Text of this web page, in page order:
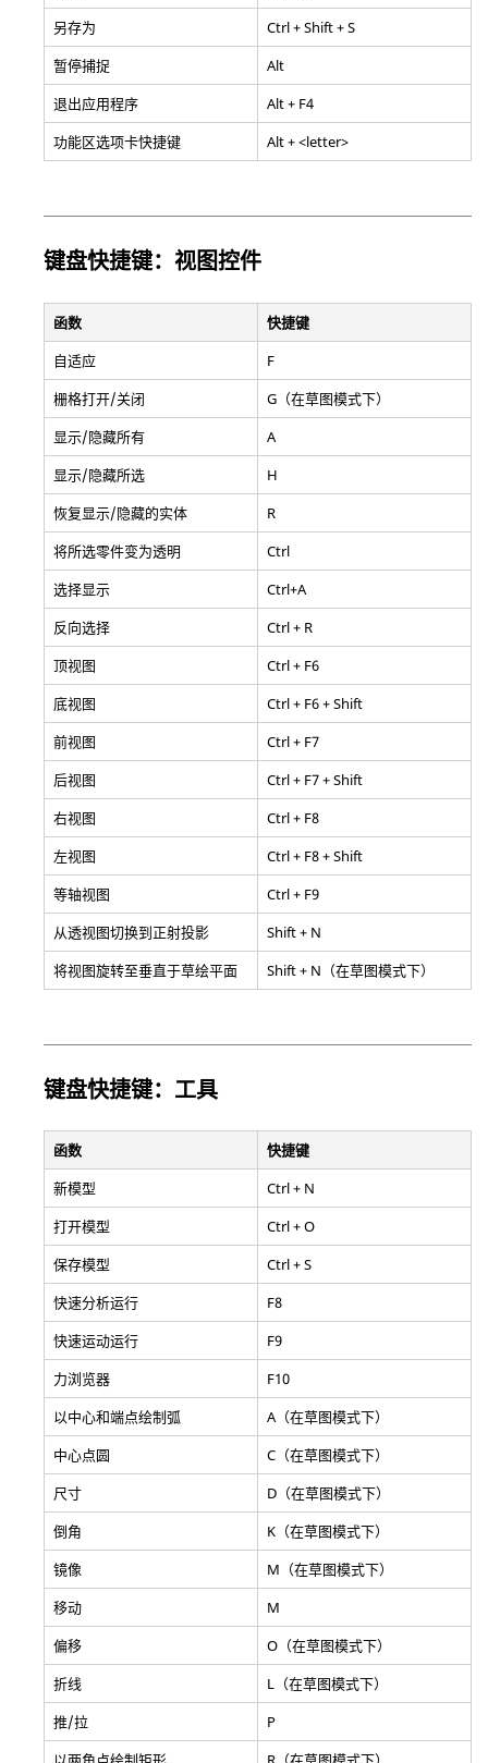
另存为
Ctrl + Shift + S
暂停捕捉
Alt
退出应用程序
Alt + F4
功能区选项卡快捷键
Alt + <letter>
键盘快捷键：视图控件
函数
快捷键
自适应
F
栅格打开/关闭
G（在草图模式下）
显示/隐藏所有
A
显示/隐藏所选
H
恢复显示/隐藏的实体
R
将所选零件变为透明
Ctrl
选择显示
Ctrl+A
反向选择
Ctrl + R
顶视图
Ctrl + F6
底视图
Ctrl + F6 + Shift
前视图
Ctrl + F7
后视图
Ctrl + F7 + Shift
右视图
Ctrl + F8
左视图
Ctrl + F8 + Shift
等轴视图
Ctrl + F9
从透视图切换到正射投影
Shift + N
将视图旋转至垂直于草绘平面
Shift + N（在草图模式下）
键盘快捷键：工具
函数
快捷键
新模型
Ctrl + N
打开模型
Ctrl + O
保存模型
Ctrl + S
快速分析运行
F8
快速运动运行
F9
力浏览器
F10
以中心和端点绘制弧
A（在草图模式下）
中心点圆
C（在草图模式下）
尺寸
D（在草图模式下）
倒角
K（在草图模式下）
镜像
M（在草图模式下）
移动
M
偏移
O（在草图模式下）
折线
L（在草图模式下）
推/拉
P